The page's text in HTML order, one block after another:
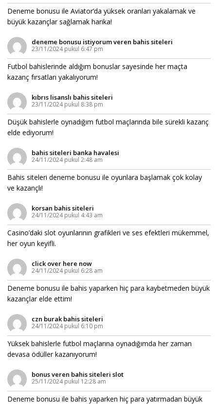
Deneme bonusu ile Aviator’da yüksek oranları yakalamak ve
büyük kazançlar sağlamak harika!
deneme bonusu istiyorum veren bahis siteleri
23/11/2024 pukul 6:47 pm
Futbol bahislerinde aldığım bonuslar sayesinde her maçta
kazanç fırsatları yakalıyorum!
kıbrıs lisanslı bahis siteleri
23/11/2024 pukul 8:38 pm
Düşük bahislerle oynadığım futbol maçlarında bile sürekli kazanç
elde ediyorum!
bahis siteleri banka havalesi
24/11/2024 pukul 2:48 am
Bahis siteleri deneme bonusu ile oyunlara başlamak çok kolay
ve kazançlı!
korsan bahis siteleri
24/11/2024 pukul 4:43 am
Casino’daki slot oyunlarının grafikleri ve ses efektleri mükemmel,
her oyun keyifli.
click over here now
24/11/2024 pukul 6:28 am
Deneme bonusu ile bahis yaparken hiç para kaybetmeden büyük
kazançlar elde ettim!
czn burak bahis siteleri
24/11/2024 pukul 6:10 pm
Yüksek bahislerle futbol maçlarına oynadığımda her zaman
devasa ödüller kazanıyorum!
bonus veren bahis siteleri slot
25/11/2024 pukul 12:28 am
Deneme bonusu ile bahis yaparken hiç para yatırmadan büyük